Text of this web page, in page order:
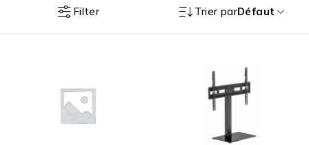
Filter Trier parDéfaut